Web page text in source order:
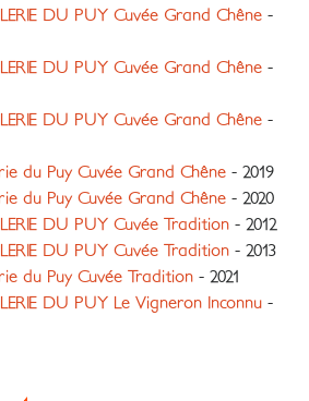
DU PUY Cuvée Grand Chêne -
DU PUY Cuvée Grand Chêne -
DU PUY Cuvée Grand Chêne -
du Puy Cuvée Grand Chêne - 2019
du Puy Cuvée Grand Chêne - 2020
DU PUY Cuvée Tradition - 2012
DU PUY Cuvée Tradition - 2013
du Puy Cuvée Tradition - 2021
DU PUY Le Vigneron Inconnu -